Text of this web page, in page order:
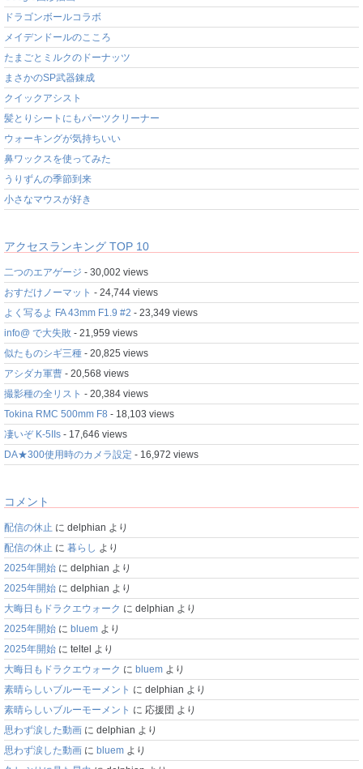
ドラゴンボールコラボ
メイデンドールのこころ
たまごとミルクのドーナッツ
まさかのSP武器錬成
クイックアシスト
髪とりシートにもパーツクリーナー
ウォーキングが気持ちいい
鼻ワックスを使ってみた
うりずんの季節到来
小さなマウスが好き
アクセスランキング TOP 10
二つのエアゲージ - 30,002 views
おすだけノーマット - 24,744 views
よく写るよ FA 43mm F1.9 #2 - 23,349 views
info@ で大失敗 - 21,959 views
似たものシギ三種 - 20,825 views
アシダカ軍曹 - 20,568 views
撮影種の全リスト - 20,384 views
Tokina RMC 500mm F8 - 18,103 views
凄いぞ K-5IIs - 17,646 views
DA★300使用時のカメラ設定 - 16,972 views
コメント
配信の休止 に delphian より
配信の休止 に 暮らし より
2025年開始 に delphian より
2025年開始 に delphian より
大晦日もドラクエウォーク に delphian より
2025年開始 に bluem より
2025年開始 に teltel より
大晦日もドラクエウォーク に bluem より
素晴らしいブルーモーメント に delphian より
素晴らしいブルーモーメント に 応援団 より
思わず涙した動画 に delphian より
思わず涙した動画 に bluem より